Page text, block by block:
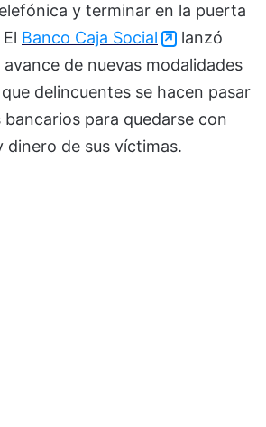
y terminar en la puerta
Banco Caja Social
lanzó
de nuevas modalidades
delincuentes se hacen pasar
para quedarse con
dinero de sus víctimas.